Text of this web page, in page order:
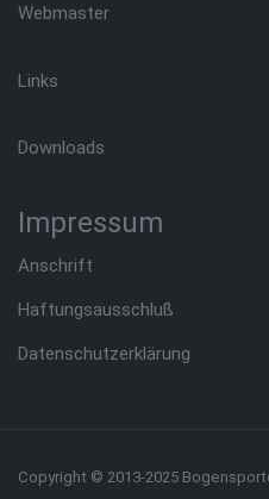
Webmaster
Links
Downloads
Impressum
Anschrift
Haftungsausschluß
Datenschutzerklärung
Copyright © 2013-2025